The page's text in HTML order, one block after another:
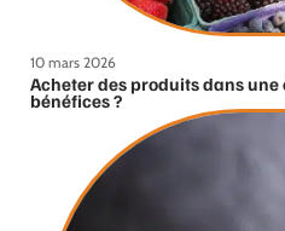
10 mars 2026
Acheter des produits dans
bénéfices ?